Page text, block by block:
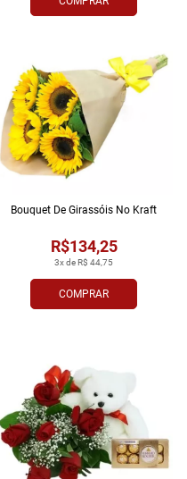
COMPRAR
3x de R$ 44,75
R$134,25
Bouquet De Girassóis No Kraft